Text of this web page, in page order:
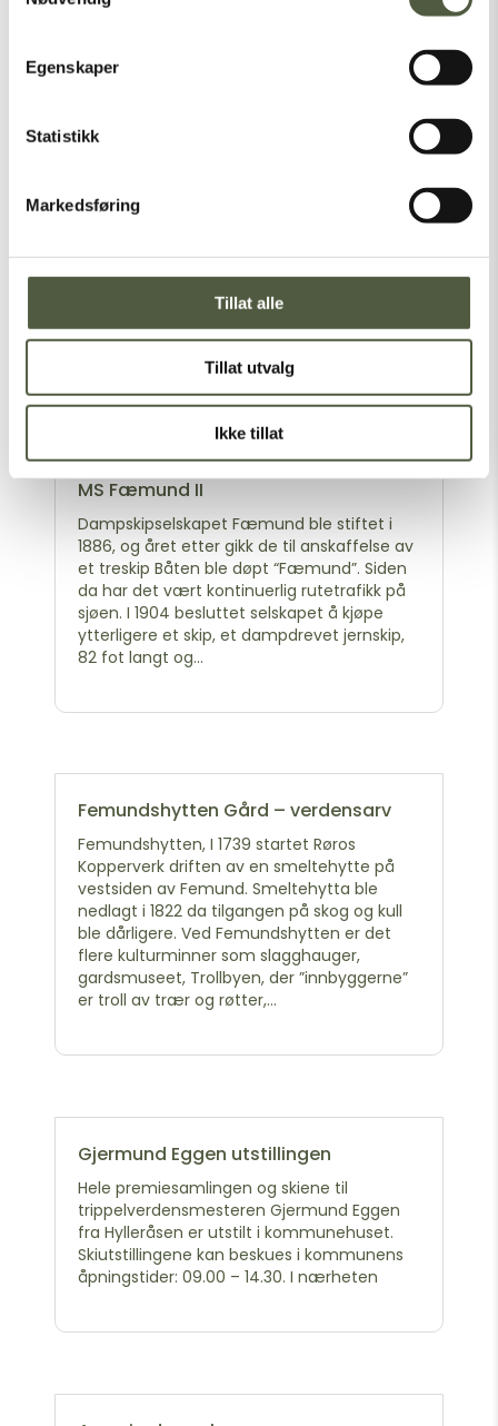
Egenskaper
Statistikk
Markedsføring
Tillat alle
Tillat utvalg
Ikke tillat
Heinkel He 111H-6 Hundskampen Engerdal
Zantow , Feldwebel Anton Günter (KIA) og
Endelig destinasjon Italia. 2 av de 4 ombord
omkom. Parker øverst i Vinterveien, i
Engerdal Østfjell....
MS Fæmund II
Dampskipselskapet Fæmund ble stiftet i
1886, og året etter gikk de til anskaffelse av
et treskip Båten ble døpt “Fæmund”. Siden
da har det vært kontinuerlig rutetrafikk på
sjøen. I 1904 besluttet selskapet å kjøpe
ytterligere et skip, et dampdrevet jernskip,
82 fot langt og...
Femundshytten Gård – verdensarv
Femundshytten, I 1739 startet Røros
Kopperverk driften av en smeltehytte på
vestsiden av Femund. Smeltehytta ble
nedlagt i 1822 da tilgangen på skog og kull
ble dårligere. Ved Femundshytten er det
flere kulturminner som slagghauger,
gardsmuseet, Trollbyen, der ”innbyggerne”
er troll av trær og røtter,...
Gjermund Eggen utstillingen
Hele premiesamlingen og skiene til
trippelverdensmesteren Gjermund Eggen
fra Hylleråsen er utstilt i kommunehuset.
Skiutstillingene kan beskues i kommunens
åpningstider: 09.00 – 14.30. I nærheten